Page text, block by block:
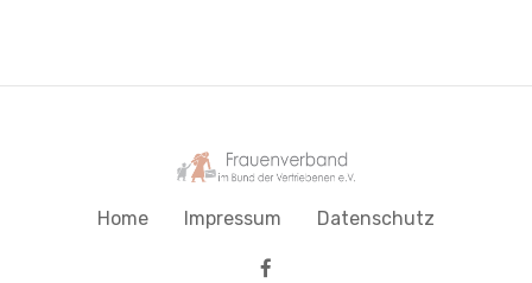
Home Impressum Datenschutz